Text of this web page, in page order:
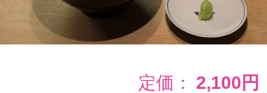
定価： 2,100円